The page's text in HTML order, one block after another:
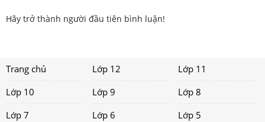
Hãy trở thành người đầu tiên bình luận!
Trang chủ Lớp 12
Lớp 11
Lớp 10
Lớp 9
Lớp 8
Lớp 7
Lớp 6
Lớp 5